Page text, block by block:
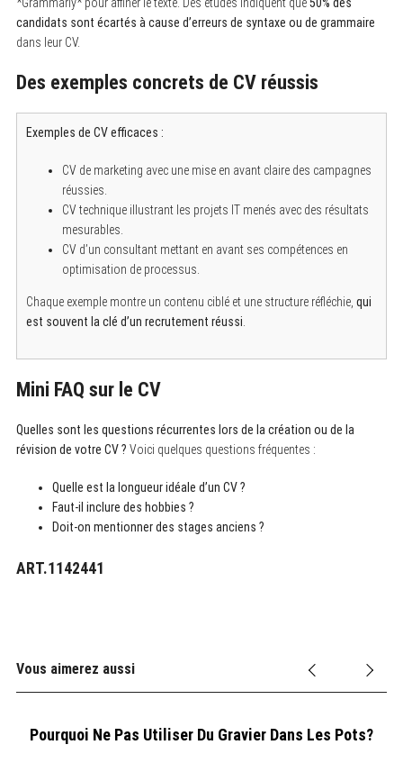
candidats sont écartés à cause d’erreurs de syntaxe ou de grammaire
dans leur CV.
Des exemples concrets de CV réussis
Exemples de CV efficaces :
CV de marketing avec une mise en avant claire des campagnes
réussies.
CV technique illustrant les projets IT menés avec des résultats
mesurables.
CV d’un consultant mettant en avant ses compétences en
optimisation de processus.
Chaque exemple montre un contenu ciblé et une structure réfléchie, qui
est souvent la clé d’un recrutement réussi
Mini FAQ sur le CV
Quelles sont les questions récurrentes lors de la création ou de la
révision de votre CV ? Voici quelques questions fréquentes :
Quelle est la longueur idéale d’un CV ?
Faut-il inclure des hobbies ?
Doit-on mentionner des stages anciens ?
ART.1142441
Vous aimerez aussi
Pourquoi Ne Pas Utiliser Du Gravier Dans Les Pots?